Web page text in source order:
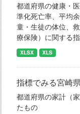
都道府県の健康・
準化死亡率、平均
童・生徒の体位、
療保険）に関する
XLSX XLS
指標でみる宮崎
都道府県の家計（
たもの